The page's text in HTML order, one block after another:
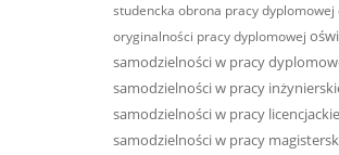
studencka obrona pracy dyplomowej
oryginalności pracy dyplomowej
samodzielności w pracy
samodzielności w pracy
samodzielności w pracy
samodzielności w pracy